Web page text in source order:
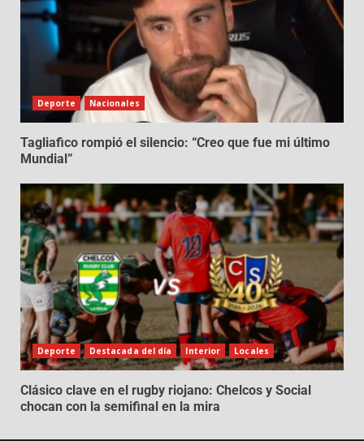
Deporte Nacionales
Tagliafico rompió el silencio: “Creo que fue mi último
Mundial”
Deporte Destacada del día Interior Locales
Clásico clave en el rugby riojano: Chelcos y Social
chocan con la semifinal en la mira